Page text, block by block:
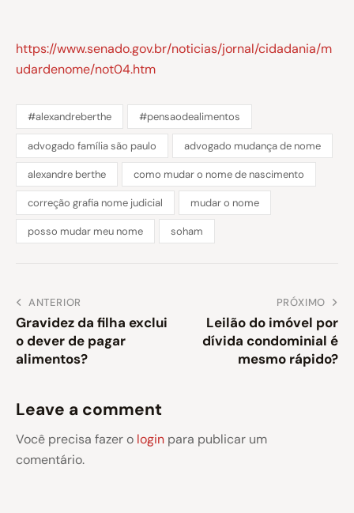
https://www.senado.gov.br/noticias/jornal/cidadania/m
udardenome/not04.htm
#alexandreberthe #pensaodealimentos
advogado família são paulo advogado mudança de nome
alexandre berthe como mudar o nome de nascimento
correção grafia nome judicial mudar o nome
posso mudar meu nome soham
ANTERIOR
Gravidez da filha exclui
o dever de pagar
alimentos?
PRÓXIMO
Leilão do imóvel por
dívida condominial é
mesmo rápido?
Leave a comment
Você precisa fazer o login para publicar um
comentário.